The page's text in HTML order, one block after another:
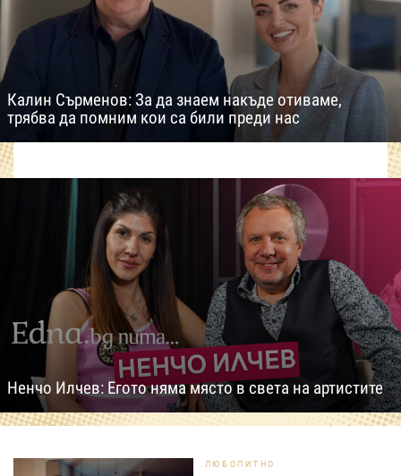
Калин Сърменов: За да знаем накъде отиваме,
трябва да помним кои са били преди нас
Ненчо Илчев: Егото няма място в света на артистите
ЛЮБОПИТНО